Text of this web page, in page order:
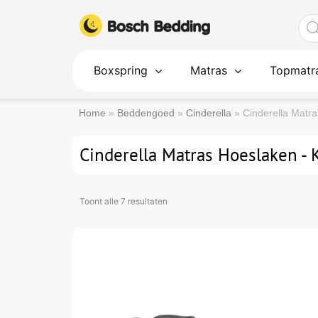
Boxspring Matras
Home » Beddengoed » Cinderella » Cinderella
Cinderella Matras Hoeslaken -
Toont alle 7 resultaten